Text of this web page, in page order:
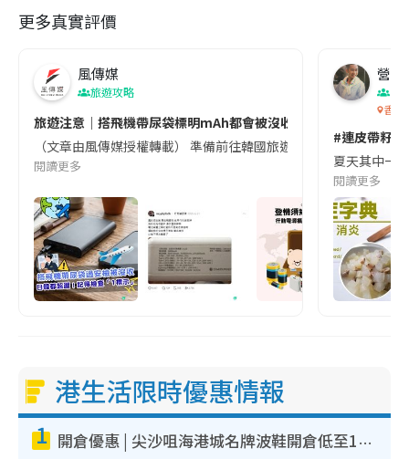
更多真實評價
風傳媒
旅遊攻略
旅遊注意｜搭飛機帶尿袋標明mAh都會被沒收😱出發前切記檢查
（文章由風傳媒授權轉載） 準備前往韓國旅遊的民眾，近期要
閱讀更多
營養
香港
#連皮帶籽
夏天其中一
閱讀更多
港生活限時優惠情報
1 開倉優惠 | 尖沙咀海港城名牌波鞋開倉低至1折！On鞋$899起／Joy&Peace鞋履$98起